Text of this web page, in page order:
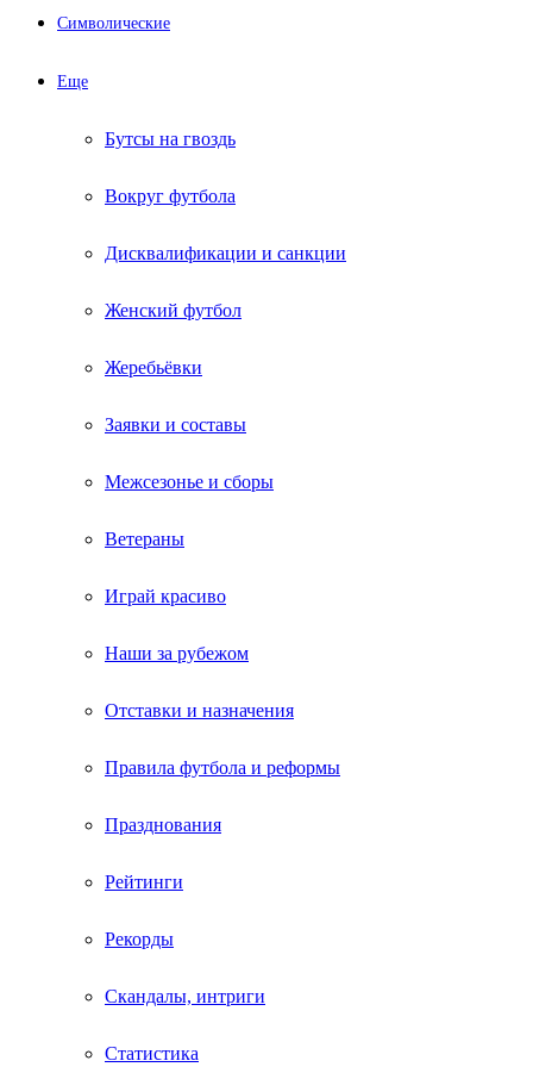
Символические
Еще
Бутсы на гвоздь
Вокруг футбола
Дисквалификации и санкции
Женский футбол
Жеребьёвки
Заявки и составы
Межсезонье и сборы
Ветераны
Играй красиво
Наши за рубежом
Отставки и назначения
Правила футбола и реформы
Празднования
Рейтинги
Рекорды
Скандалы, интриги
Статистика